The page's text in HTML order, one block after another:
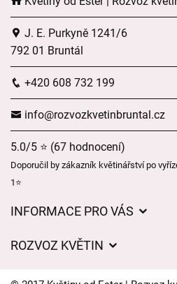
J. E. Purkyně 1241/6
792 01 Bruntál
+420 608 732 199
info@rozvozkvetinbruntal.cz
5.0/5 ⭐ (67 hodnocení)
Doporučil by zákazník květinářství po
1⭐
INFORMACE PRO VÁS
O nás
ROZVOZ KVĚTIN